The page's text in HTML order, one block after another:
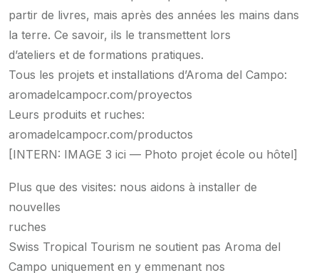
partir de livres, mais après des années les mains dans
la terre. Ce savoir, ils le transmettent lors
d’ateliers et de formations pratiques.
Tous les projets et installations d’Aroma del Campo:
aromadelcampocr.com/proyectos
Leurs produits et ruches:
aromadelcampocr.com/productos
[INTERN: IMAGE 3 ici — Photo projet école ou hôtel]
Plus que des visites: nous aidons à installer de
nouvelles
ruches
Swiss Tropical Tourism ne soutient pas Aroma del
Campo uniquement en y emmenant nos